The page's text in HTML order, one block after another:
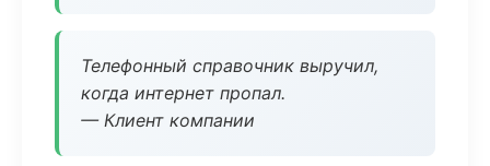
Телефонный справочник выручил,
когда интернет пропал.
— Клиент компании